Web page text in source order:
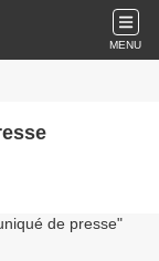
MENU